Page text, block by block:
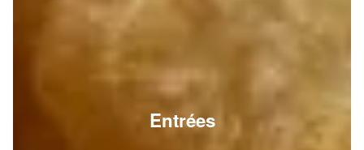
Entrées